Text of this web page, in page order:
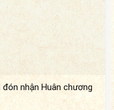
nhận Huân chương